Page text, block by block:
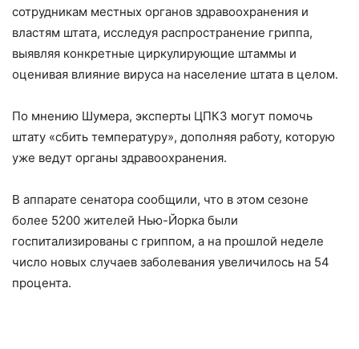
сотрудникам местных органов здравоохранения и
властям штата, исследуя распространение гриппа,
выявляя конкретные циркулирующие штаммы и
оценивая влияние вируса на население штата в целом.
По мнению Шумера, эксперты ЦПКЗ могут помочь
штату «сбить температуру», дополняя работу, которую
уже ведут органы здравоохранения.
В аппарате сенатора сообщили, что в этом сезоне
более 5200 жителей Нью-Йорка были
госпитализированы с гриппом, а на прошлой неделе
число новых случаев заболевания увеличилось на 54
процента.